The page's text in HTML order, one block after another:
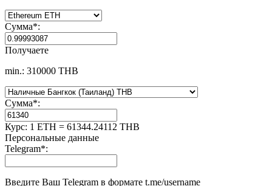
Сумма*:
Получаете
min.: 310000 THB
Сумма*:
Курс: 1 ETH = 61344.24112 THB
Персональные данные
Telegram*:
Введите Ваш Telegram в формате t.me/username